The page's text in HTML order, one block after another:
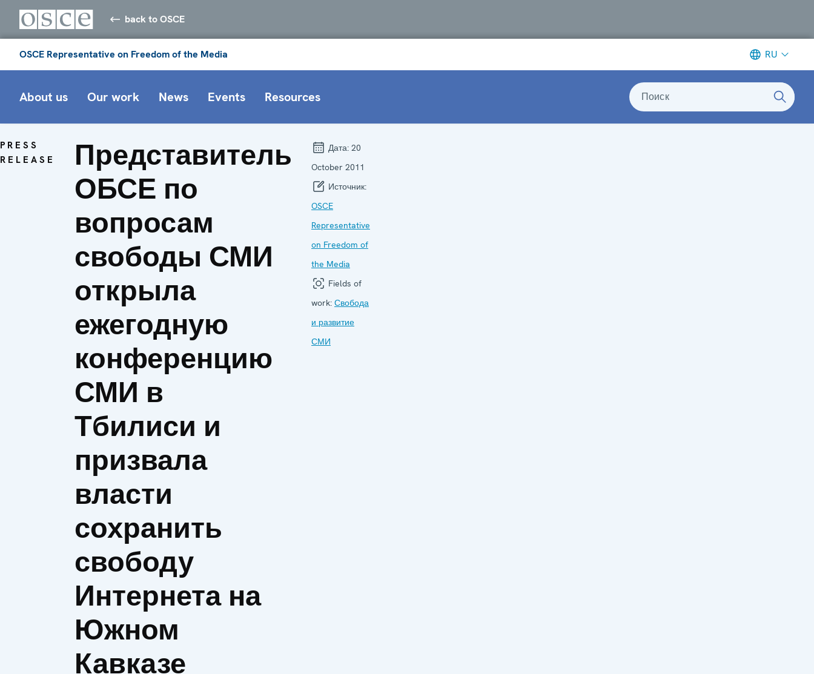
back to OSCE
OSCE Representative on Freedom of the Media RU
About us Our work News Events Resources Поиск
PRESS
RELEASE
Представитель
ОБСЕ по
вопросам
свободы СМИ
открыла
ежегодную
конференцию
СМИ в
Тбилиси и
призвала
власти
сохранить
свободу
Интернета на
Южном
Кавказе
Дата: 20
October 2011
Источник:
OSCE
Representative
on Freedom of
the Media
Fields of
work: Свобода
и развитие
СМИ